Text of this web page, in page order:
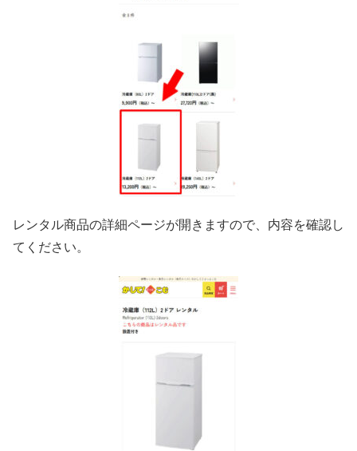
レンタル商品の詳細ページが開きますので、内容を確認し
てください。